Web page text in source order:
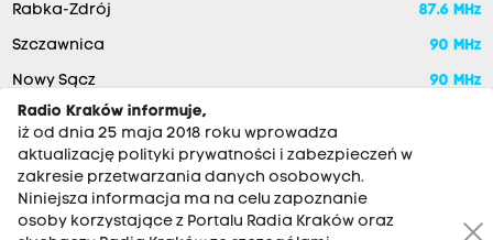
Rabka-Zdrój 87.6 MHz
Szczawnica 90 MHz
Nowy Sącz
90 MHz
Radio Kraków informuje,
iż od dnia 25 maja 2018 roku wprowadza
aktualizację polityki prywatności i zabezpieczeń w
zakresie przetwarzania danych osobowych.
Niniejsza informacja ma na celu zapoznanie
osoby korzystające z Portalu Radia Kraków oraz